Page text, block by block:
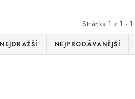
Stránka 1 z 1 - 1
NEJDRAŽŠÍ NEJPRODÁVANĚJŠÍ